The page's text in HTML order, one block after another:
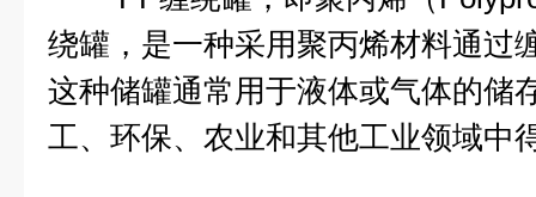
绕罐，是一种采用聚丙烯材料通过
这种储罐通常用于液体或气体的储
工、环保、农业和其他工业领域中